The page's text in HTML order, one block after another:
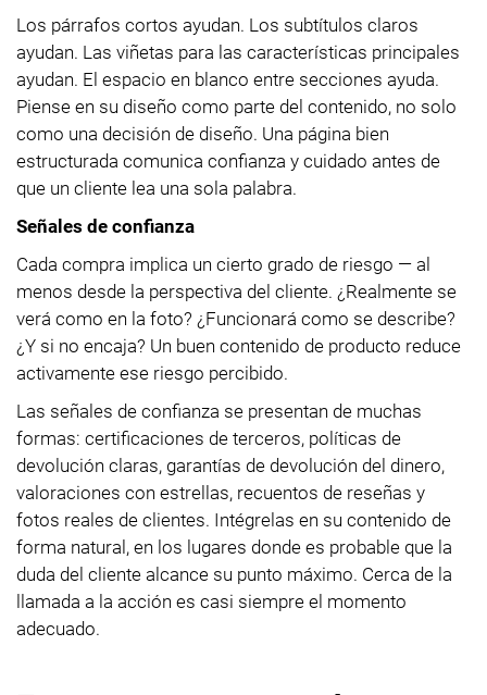
Los párrafos cortos ayudan. Los subtítulos claros
ayudan. Las viñetas para las características principales
ayudan. El espacio en blanco entre secciones ayuda.
Piense en su diseño como parte del contenido, no solo
como una decisión de diseño. Una página bien
estructurada comunica confianza y cuidado antes de
que un cliente lea una sola palabra.
Señales de confianza
Cada compra implica un cierto grado de riesgo — al
menos desde la perspectiva del cliente. ¿Realmente se
verá como en la foto? ¿Funcionará como se describe?
¿Y si no encaja? Un buen contenido de producto reduce
activamente ese riesgo percibido.
Las señales de confianza se presentan de muchas
formas: certificaciones de terceros, políticas de
devolución claras, garantías de devolución del dinero,
valoraciones con estrellas, recuentos de reseñas y
fotos reales de clientes. Intégrelas en su contenido de
forma natural, en los lugares donde es probable que la
duda del cliente alcance su punto máximo. Cerca de la
llamada a la acción es casi siempre el momento
adecuado.